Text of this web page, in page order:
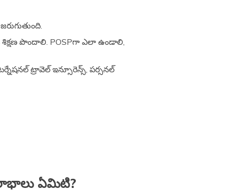
శిక్షణ పొందాలి. POSPగా ఎలా ఉండాలి,
ట్రావెల్ ఇన్సూరెన్స్, పర్సనల్
లాభాలు ఏమిటి?